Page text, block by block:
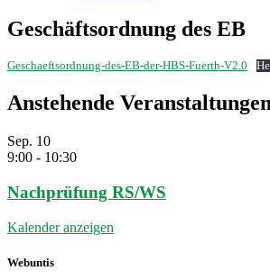
Geschäftsordnung des EB
Geschaeftsordnung-des-EB-der-HBS-Fuerth-V2.0
Anstehende Veranstaltungen
Sep. 10
9:00 - 10:30
Nachprüfung RS/WS
Kalender anzeigen
Webuntis